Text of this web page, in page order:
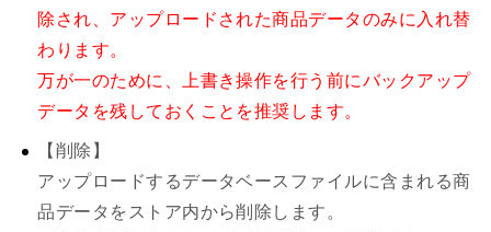
除され、アップロードされた商品データのみに入れ替
わります。
万が一のために、上書き操作を行う前にバックアップ
データを残しておくことを推奨します。
【削除】
アップロードするデータベースファイルに含まれる商
品データをストア内から削除します。